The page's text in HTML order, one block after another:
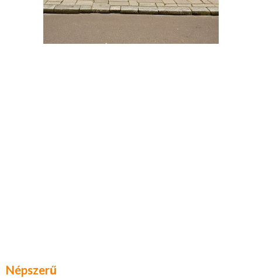
Népszerű